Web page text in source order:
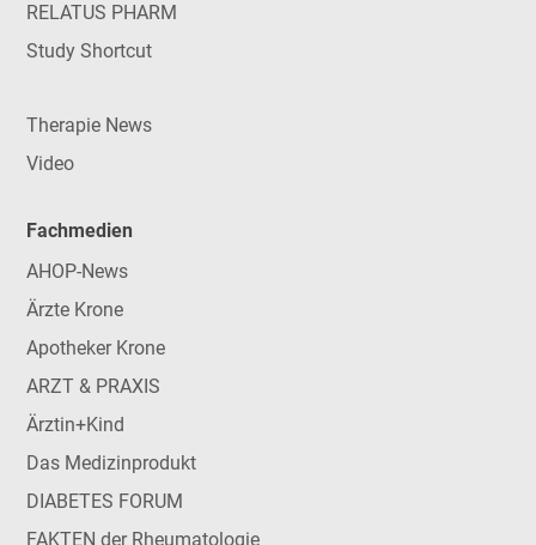
RELATUS PHARM
Study Shortcut
Therapie News
Video
Fachmedien
AHOP-News
Ärzte Krone
Apotheker Krone
ARZT & PRAXIS
Ärztin+Kind
Das Medizinprodukt
DIABETES FORUM
FAKTEN der Rheumatologie